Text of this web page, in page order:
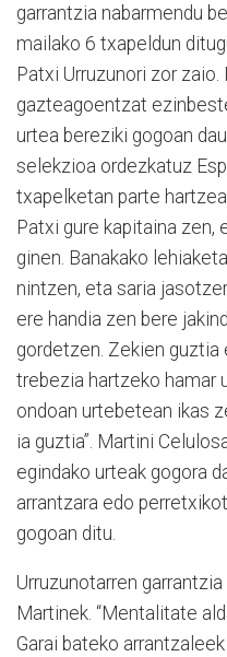
garrantzia nabarmendu
mailako 6 txapeldun
Patxi Urruzunori zor zaio.
gazteagoentzat
urtea bereziki gogoan
selekzioa ordezkatuz
txapelketan parte
Patxi gure kapitaina zen,
ginen. Banakako
nintzen, eta saria
ere handia zen bere
gordetzen. Zekien guztia
trebezia hartzeko hamar
ondoan urtebetean ikas
ia guztia”. Martini
egindako urteak gogora
arrantzara edo
gogoan ditu.
Urruzunotarren
Martinek. “Mentalitate
Garai bateko